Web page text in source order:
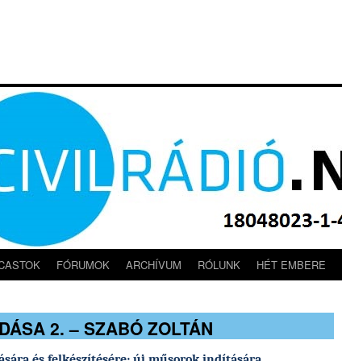
FÓRUMOK ARCHÍVUM RÓLUNK HÉT EMBERE
2. – SZABÓ ZOLTÁN